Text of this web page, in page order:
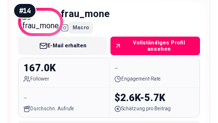
#14 frau_mone
Macro
E-Mail erhalten
Vollständiges Profil
ansehen
167.0K
Follower
-
Engagement-Rate
-
Durchschn. Aufrufe
$2.6K-5.7K
Schätzung pro Beitrag